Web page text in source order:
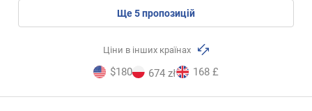
ще5пропозицій
Ціни в інших країнах
$180 674 zł 168 £